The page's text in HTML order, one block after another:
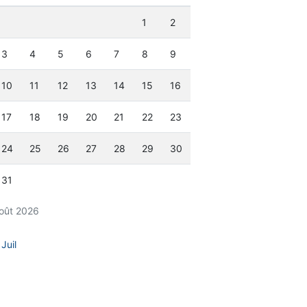
2026
1 2
3 4 5 6 7 8 9
10 11 12 13 14 15 16
17 18 19 20 21 22 23
24 25 26 27 28 29 30
31